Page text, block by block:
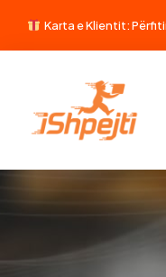
Karta e Klientit: